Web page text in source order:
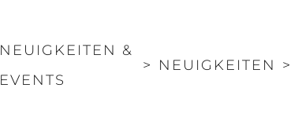
NEUIGKEITEN &
EVENTS
> NEUIGKEITEN >